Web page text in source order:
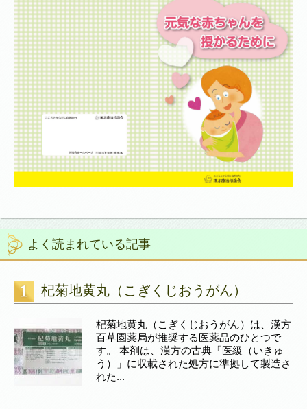
よく読まれている記事
杞菊地黄丸（こぎくじおうがん）
杞菊地黄丸（こぎくじおうがん）は、漢方
百草園薬局が推奨する医薬品のひとつで
す。 本剤は、漢方の古典「医級（いきゅ
う）」に収載された処方に準拠して製造さ
れた...